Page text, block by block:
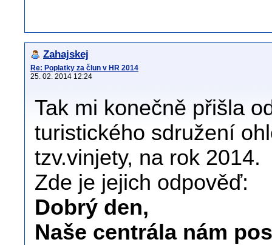
Zahajskej
Re: Poplatky za člun v HR 2014
25. 02. 2014 12:24
Tak mi konečně přišla
turistického sdružení
tzv.vinjety, na rok 2014.
Zde je jejich odpověď:
Dobrý den,
Naše centrála nám